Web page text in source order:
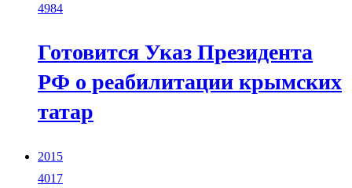
4984
Готовится Указ Президента
РФ о реабилитации крымских
татар
2015
4017